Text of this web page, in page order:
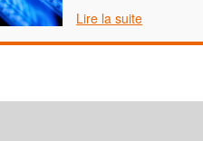
Lire la suite